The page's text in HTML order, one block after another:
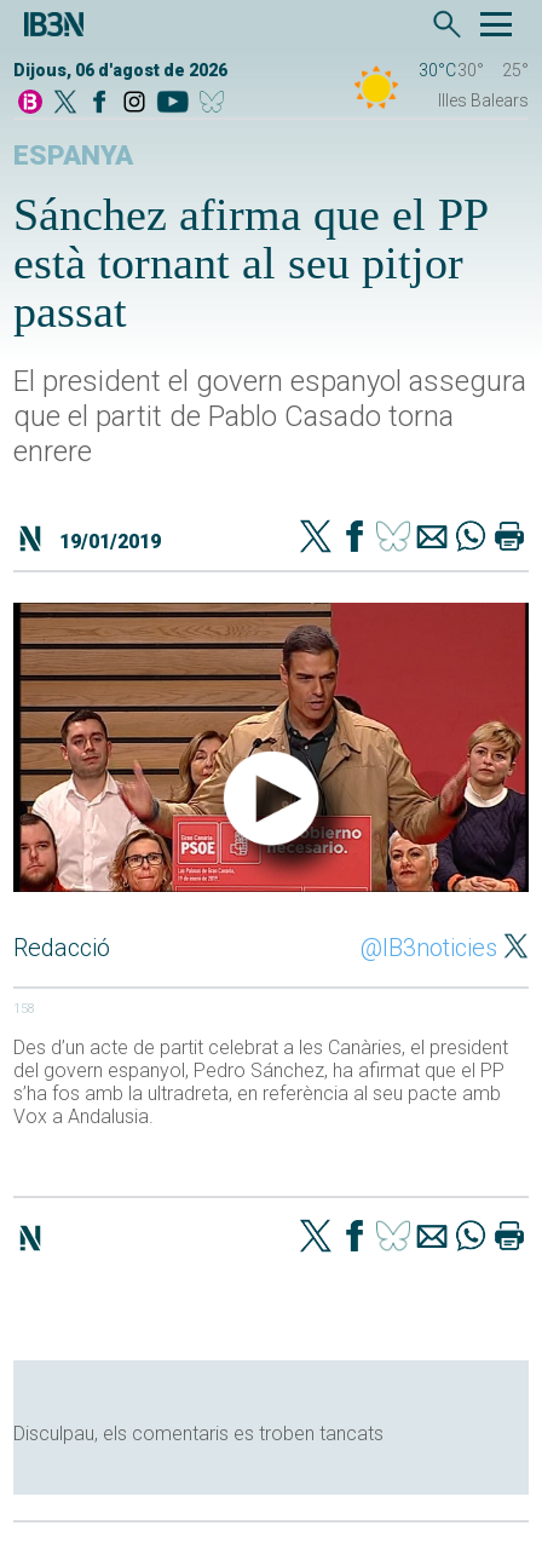
Dijous, 06 d'agost de 2026 30°C30°
25°
Illes Balears
ESPANYA
Sánchez afirma que el PP
està tornant al seu pitjor
passat
El president el govern espanyol assegura
que el partit de Pablo Casado torna
enrere
19/01/2019
Redacció @IB3noticies
158
Des d’un acte de partit celebrat a les Canàries, el president
del govern espanyol, Pedro Sánchez, ha afirmat que el PP
s’ha fos amb la ultradreta, en referència al seu pacte amb
Vox a Andalusia.
Disculpau, els comentaris es troben tancats